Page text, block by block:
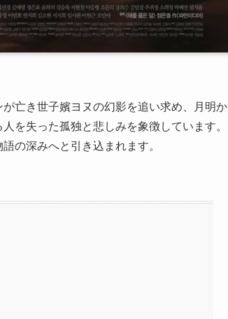
亡き世子嬪ヨヌの幻影を追い求め、月明か
を失った孤独と悲しみを象徴しています。
の深みへと引き込まれます。